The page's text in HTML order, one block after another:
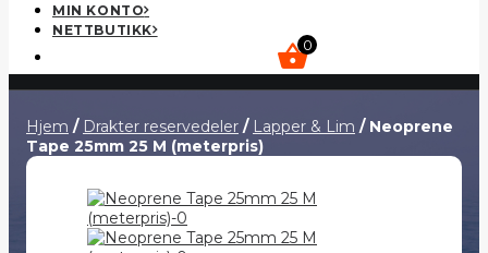
MIN KONTO
NETTBUTIKK
0
Hjem / Drakter reservedeler / Lapper & Lim / Neoprene
Tape 25mm 25 M (meterpris)